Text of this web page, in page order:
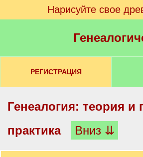
Нарисуйте свое
РЕГИСТРАЦИЯ
Генеалогия: теория и
практика
Вниз ⇊